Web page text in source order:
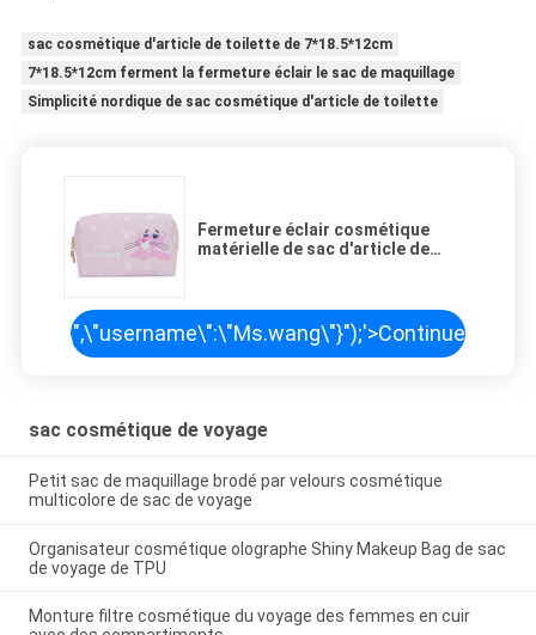
sac cosmétique d'article de toilette de 7*18.5*12cm
7*18.5*12cm ferment la fermeture éclair le sac de maquillage
Simplicité nordique de sac cosmétique d'article de toilette
Fermeture éclair cosmétique
matérielle de sac d'article de
de maquillage
\",\"username\":\"Ms.wang\"}");'>Continuer
sac cosmétique de voyage
Petit sac de maquillage brodé par velours cosmétique
multicolore de sac de voyage
Organisateur cosmétique olographe Shiny Makeup Bag de sac
de voyage de TPU
Monture filtre cosmétique du voyage des femmes en cuir